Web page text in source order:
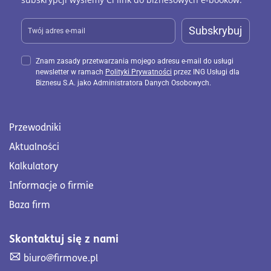
Przewodniki
Aktualności
Kalkulatory
Informacje o firmie
Baza firm
Skontaktuj się z nami
Skontaktuj się z nami. Wyślij mail na adres
biuro@firmove.pl
Subskrybuj
Znam zasady przetwarzania mojego adresu e-mail do usługi
newsletter w ramach Polityki Prywatności przez ING Usługi dla
Biznesu S.A. jako Administratora Danych Osobowych.